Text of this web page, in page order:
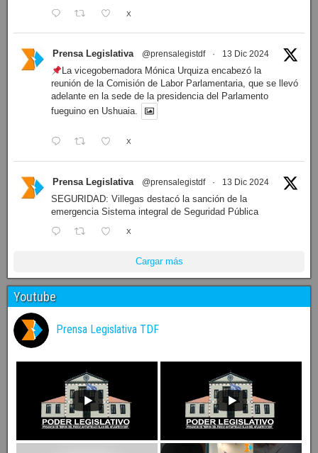
X
Prensa Legislativa @prensalegistdf · 13 Dic 2024
La vicegobernadora Mónica Urquiza encabezó la
reunión de la Comisión de Labor Parlamentaria, que se llevó
adelante en la sede de la presidencia del Parlamento
fueguino en Ushuaia.
X
Prensa Legislativa @prensalegistdf · 13 Dic 2024
SEGURIDAD: Villegas destacó la sanción de la
emergencia Sistema integral de Seguridad Pública
X
Cargar más
Youtube
Prensa Legislativa TDF